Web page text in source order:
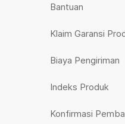
Bantuan
Klaim Garansi
Biaya Pengiriman
Indeks Produk
Konfirmasi